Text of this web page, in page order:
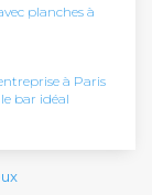
planches à
à Paris
bar idéal